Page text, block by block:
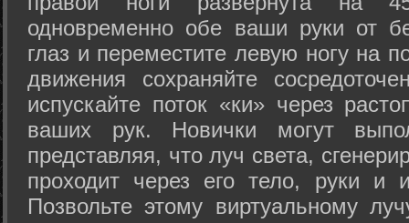
одновременно обе ваши руки от
глаз и переместите левую ногу на
движения сохраняйте
испускайте поток «ки» через
ваших рук. Новички могут
представляя, что луч света,
проходит через его тело, руки и
Позвольте этому виртуальному